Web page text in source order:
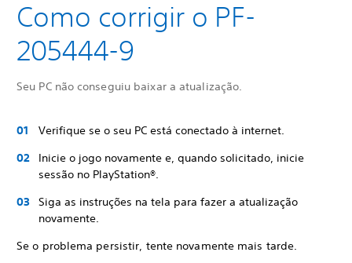
Como corrigir o PF-
205444-9
Seu PC não conseguiu baixar a atualização.
Verifique se o seu PC está conectado à internet.
Inicie o jogo novamente e, quando solicitado, inicie
sessão no PlayStation®.
Siga as instruções na tela para fazer a atualização
novamente.
Se o problema persistir, tente novamente mais tarde.